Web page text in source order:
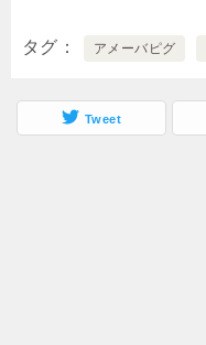
タグ アメーバピグ
Tweet